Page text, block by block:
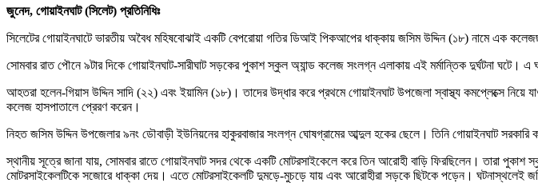
জুনেদ, গোয়াইনঘাট (সিলেট) প্রতিনিধিঃ
সিলেটের গোয়াইনঘাটে ভারতীয় অবৈধ মহিষবোঝাই একটি বেপরোয়া গতির ডিআই পিকআপের ধাক্কায় জসিম উদ্দিন (১৮) নামে এক
সোমবার রাত পৌনে ৯টার দিকে গোয়াইনঘাট-সারীঘাট সড়কের পুকাশ স্কুল অ্যান্ড কলেজ সংলগ্ন এলাকায় এই মর্মান্তিক দুর্ঘটনা
আহতরা হলেন-গিয়াস উদ্দিন সাদি (২২) এবং ইয়ামিন (১৮)। তাদের উদ্ধার করে প্রথমে গোয়াইনঘাট উপজেলা স্বাস্থ্য কমপ্লেক্সে
কলেজ হাসপাতালে প্রেরণ করেন।
নিহত জসিম উদ্দিন উপজেলার ৯নং ডৌবাড়ী ইউনিয়নের হাকুরবাজার সংলগ্ন ঘোষগ্রামের আব্দুল হকের ছেলে। তিনি গোয়াইনঘাট সরকারি
স্থানীয় সূত্রে জানা যায়, সোমবার রাতে গোয়াইনঘাট সদর থেকে একটি মোটরসাইকেলে করে তিন আরোহী বাড়ি ফিরছিলেন। তারা
মোটরসাইকেলটিকে সজোরে ধাক্কা দেয়। এতে মোটরসাইকেলটি দুমড়ে-মুচড়ে যায় এবং আরোহীরা সড়কে ছিটকে পড়েন। ঘটনাস্থলেই